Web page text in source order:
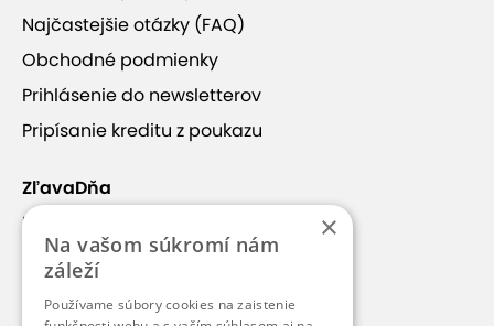
Najčastejšie otázky (FAQ)
Obchodné podmienky
Prihlásenie do newsletterov
Pripísanie kreditu z poukazu
ZľavaDňa
Náš príbeh
Kontakt
Kariéra
×
Na vašom súkromí nám
záleží
Používame súbory cookies na zaistenie